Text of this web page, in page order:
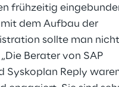
frühzeitig
dem Aufbau der
sollte man
Berater von SAP
Syskoplan Reply